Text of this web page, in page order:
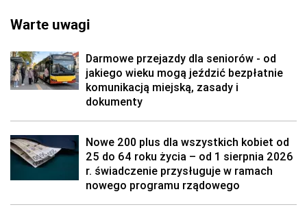
Warte uwagi
Darmowe przejazdy dla seniorów - od
jakiego wieku mogą jeździć bezpłatnie
komunikacją miejską, zasady i
dokumenty
Nowe 200 plus dla wszystkich kobiet od
25 do 64 roku życia – od 1 sierpnia 2026
r. świadczenie przysługuje w ramach
nowego programu rządowego